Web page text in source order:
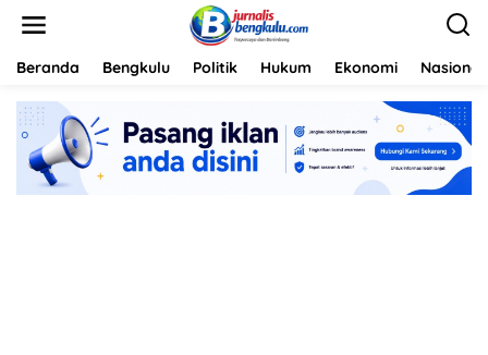
Beranda Bengkulu Politik Hukum Ekonomi Nasional